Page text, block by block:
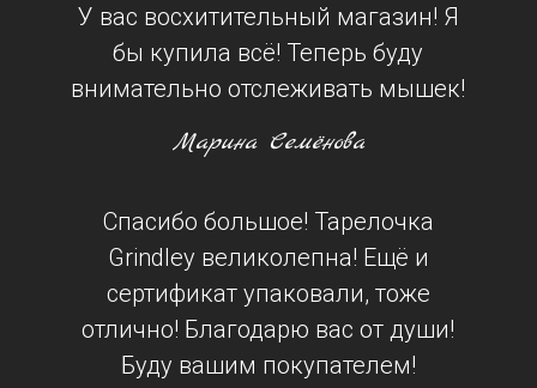
У вас восхитительный магазин! Я
бы купила всё! Теперь буду
внимательно отслеживать мышек!
Марина Семёнова
Спасибо большое! Тарелочка
Grindley великолепна! Ещё и
сертификат упаковали, тоже
отлично! Благодарю вас от души!
Буду вашим покупателем!